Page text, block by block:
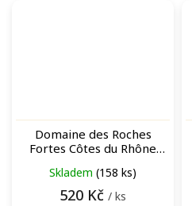
Domaine des Roches
Fortes Côtes du Rhône
víno
Skladem (158 ks)
520 Kč / ks